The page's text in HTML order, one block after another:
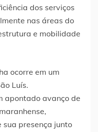
dos serviços
nas áreas do
e mobilidade
ocorre em um
Luís.
apontado avanço de
presença junto